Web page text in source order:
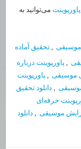
می‌توانید به
موسیقی
تحقیق آماده
, پاورپوینت درباره
موسیقی , پاورپوینت
, دانلود تحقیق
حرفه‌ای
موسیقی , دانلود